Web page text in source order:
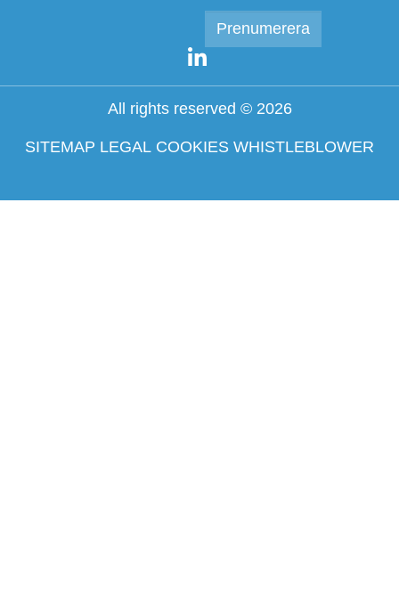
All rights reserved © 2026
SITEMAP LEGAL COOKIES WHISTLEBLOWER